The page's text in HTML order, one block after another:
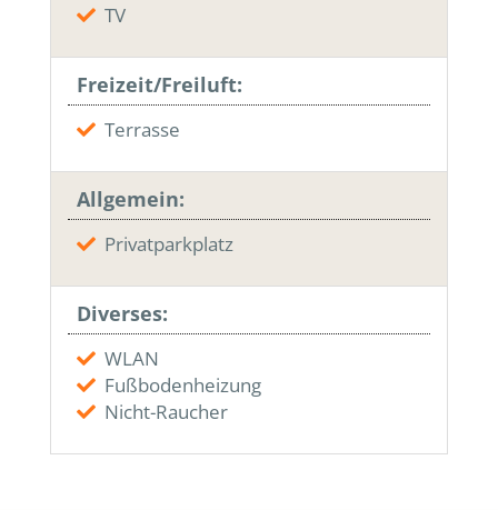
TV
Freizeit/Freiluft:
Terrasse
Allgemein:
Privatparkplatz
Diverses:
WLAN
Fußbodenheizung
Nicht-Raucher